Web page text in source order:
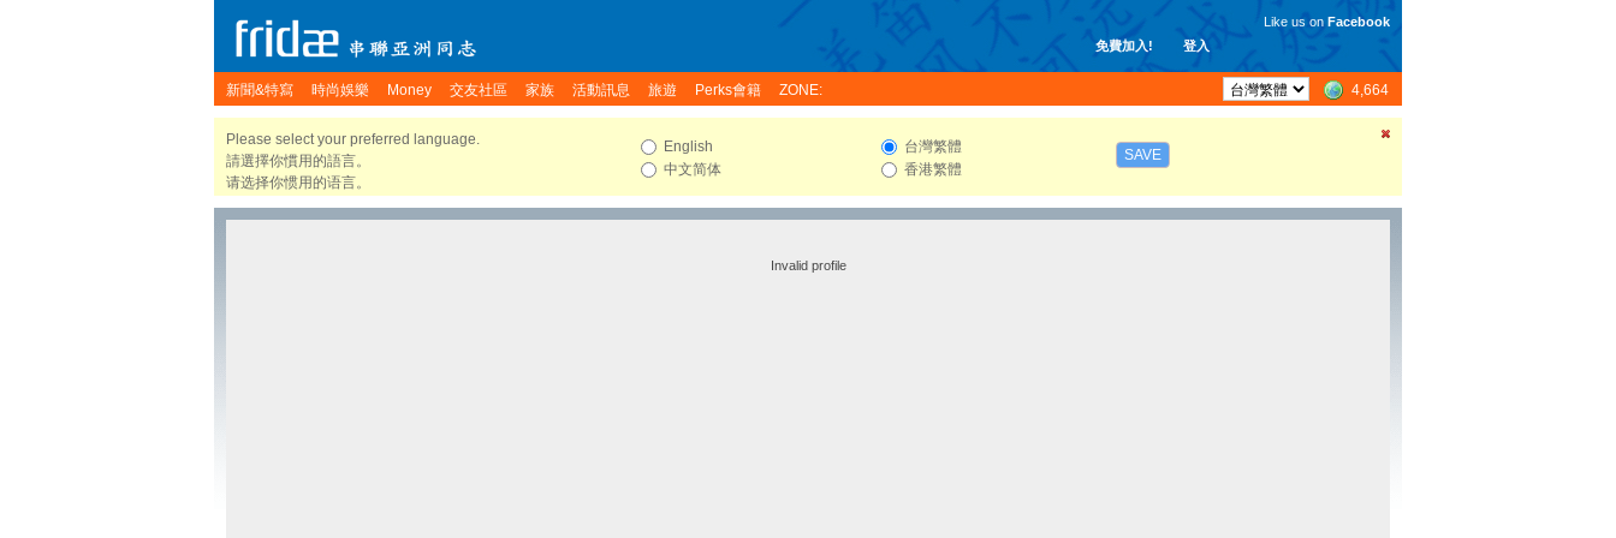
免費加入! 登入
Like us on Facebook
新聞&特寫 時尚娛樂 Money 交友社區 家族 活動訊息 旅遊 Perks會籍 ZONE: 4,664
Please select your preferred language.
請選擇你慣用的語言。
请选择你惯用的语言。
English
中文简体
台灣繁體
香港繁體
SAVE
Invalid profile